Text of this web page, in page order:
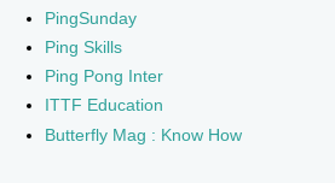
PingSunday
Ping Skills
Ping Pong Inter
ITTF Education
Butterfly Mag : Know How